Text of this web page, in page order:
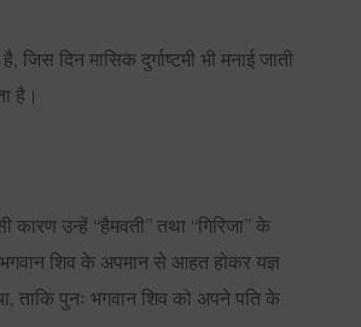
दिन मासिक दुर्गाष्टमी भी मनाई जाती
है।
उन्हें “हैमवती” तथा “गिरिजा” के
भगवान शिव के अपमान से आहत होकर यज्ञ
ताकि पुनः भगवान शिव को अपने पति के